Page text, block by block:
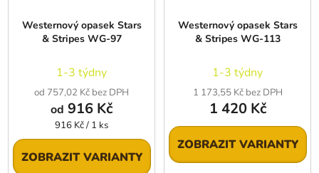
Westernový opasek Stars
& Stripes WG-97
1-3 týdny
od 757,02 Kč bez DPH
od 916 Kč
Měrná
cena:
916 Kč / 1 ks
ZOBRAZIT VARIANTY
Westernový opasek Stars
& Stripes WG-113
1-3 týdny
1 173,55 Kč bez DPH
1 420 Kč
ZOBRAZIT VARIANTY